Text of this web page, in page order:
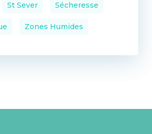
St Sever Sécheresse
Zones Humides